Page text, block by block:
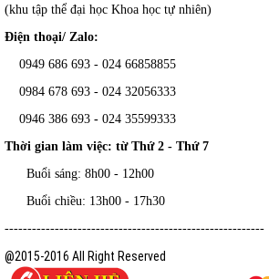
(khu tập thể đại học Khoa học tự nhiên)
Điện thoại/ Zalo:
0949 686 693 - 024 66858855
0984 678 693 - 024 32056333
0946 386 693 - 024 35599333
Thời gian làm việc: từ Thứ 2 - Thứ 7
Buổi sáng: 8h00 - 12h00
Buổi chiều: 13h00 - 17h30
---------------------------------------------------------
@2015-2016 All Right Reserved